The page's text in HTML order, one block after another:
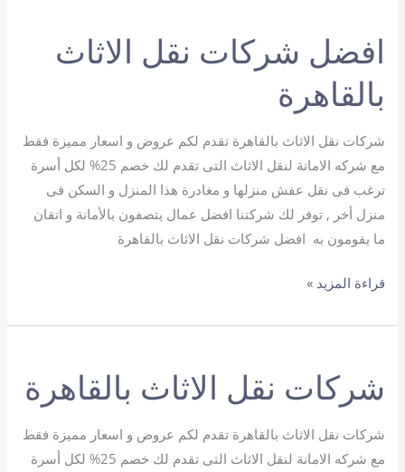
في
القاهرة
افضل شركات نقل الاثاث
بالقاهرة
شركات نقل الاثاث بالقاهرة تقدم لكم عروض و اسعار مميزة فقط
مع شركه الامانة لنقل الاثاث التى تقدم لك خصم 25% لكل أسرة
ترغب فى نقل عفش منزلها و مغادرة هذا المنزل و السكن فى
منزل أخر , توفر لك شركتنا افضل عمال يتصفون بالأمانة و اتقان
ما يقومون به افضل شركات نقل الاثاث بالقاهرة
افضل
نقل
بالقاهرة
قراءة المزيد »
شركات نقل الاثاث بالقاهرة
شركات نقل الاثاث بالقاهرة تقدم لكم عروض و اسعار مميزة فقط
مع شركه الامانة لنقل الاثاث التى تقدم لك خصم 25% لكل أسرة